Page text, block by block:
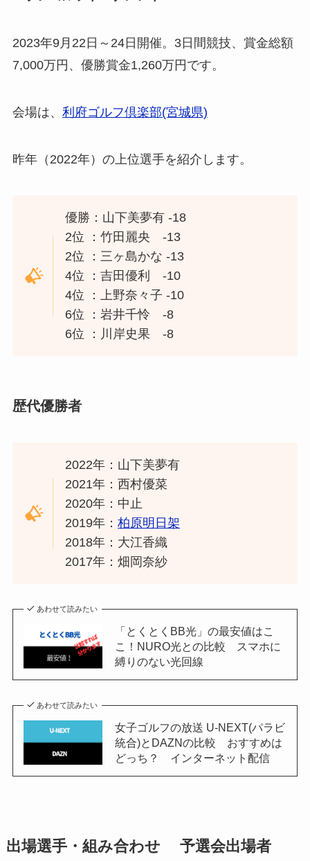
2023年9月22日～24日開催。3日間競技、賞金総額
7,000万円、優勝賞金1,260万円です。
会場は、 利府ゴルフ倶楽部(宮城県)
昨年（2022年）の上位選手を紹介します。
優勝：山下美夢有 -18
2位 ：竹田麗央 -13
2位 ：三ヶ島かな -13
4位 ：吉田優利 -10
4位 ：上野奈々子 -10
6位 ：岩井千怜 -8
6位 ：川岸史果 -8
歴代優勝者
2022年：山下美夢有
2021年：西村優菜
2020年：中止
2019年：柏原明日架
2018年：大江香織
2017年：畑岡奈紗
あわせて読みたい
「とくとくBB光」の最安値はこ
こ！NURO光との比較 スマホに
縛りのない光回線
あわせて読みたい
女子ゴルフの放送 U-NEXT(パラビ
統合)とDAZNの比較 おすすめは
どっち？ インターネット配信
出場選手・組み合わせ 予選会出場者